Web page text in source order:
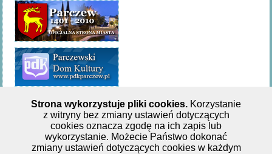
Miejsko-Gminna Biblioteka Publiczna w Parczewie,ul. 11
Listopada 62, tel: +48 833 551 244
Strona wykorzystuje pliki cookies. Korzystanie
z witryny bez zmiany ustawień dotyczących
cookies oznacza zgodę na ich zapis lub
wykorzystanie. Możecie Państwo dokonać
zmiany ustawień dotyczących cookies w każdym